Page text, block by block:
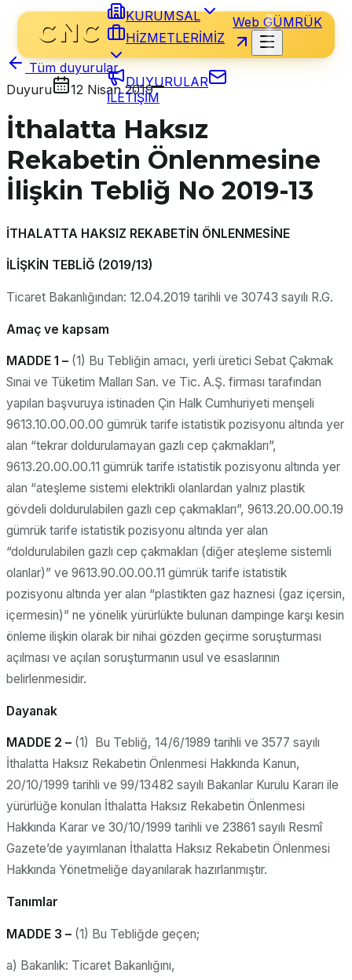
KURUMSAL
HİZMETLERİMİZ
DUYURULAR
İLETİŞİM
Web GÜMRÜK
Tüm duyurular
Duyuru
12 Nisan 2019
İthalatta Haksız
Rekabetin Önlenmesine
İlişkin Tebliğ No 2019-13
İTHALATTA HAKSIZ REKABETİN ÖNLENMESİNE
İLİŞKİN TEBLİĞ (2019/13)
Ticaret Bakanlığından: 12.04.2019 tarihli ve 30743 sayılı R.G.
Amaç ve kapsam
MADDE 1 – (1) Bu Tebliğin amacı, yerli üretici Sebat Çakmak
Sınai ve Tüketim Malları San. ve Tic. A.Ş. firması tarafından
yapılan başvuruya istinaden Çin Halk Cumhuriyeti menşeli
9613.10.00.00.00 gümrük tarife istatistik pozisyonu altında yer
alan “tekrar doldurulamayan gazlı cep çakmakları”,
9613.20.00.00.11 gümrük tarife istatistik pozisyonu altında yer
alan “ateşleme sistemi elektrikli olanlardan yalnız plastik
gövdeli doldurulabilen gazlı cep çakmakları”, 9613.20.00.00.19
gümrük tarife istatistik pozisyonu altında yer alan
“doldurulabilen gazlı cep çakmakları (diğer ateşleme sistemli
olanlar)” ve 9613.90.00.00.11 gümrük tarife istatistik
pozisyonu altında yer alan “plastikten gaz haznesi (gaz içersin,
içermesin)” ne yönelik yürürlükte bulunan dampinge karşı kesin
önleme ilişkin olarak bir nihai gözden geçirme soruşturması
açılması ve açılan soruşturmanın usul ve esaslarının
belirlenmesidir.
Dayanak
MADDE 2 – (1) Bu Tebliğ, 14/6/1989 tarihli ve 3577 sayılı
İthalatta Haksız Rekabetin Önlenmesi Hakkında Kanun,
20/10/1999 tarihli ve 99/13482 sayılı Bakanlar Kurulu Kararı ile
yürürlüğe konulan İthalatta Haksız Rekabetin Önlenmesi
Hakkında Karar ve 30/10/1999 tarihli ve 23861 sayılı Resmî
Gazete’de yayımlanan İthalatta Haksız Rekabetin Önlenmesi
Hakkında Yönetmeliğe dayanılarak hazırlanmıştır.
Tanımlar
MADDE 3 – (1) Bu Tebliğde geçen;
a) Bakanlık: Ticaret Bakanlığını,